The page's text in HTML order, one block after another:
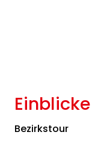
Einblicke
Bezirkstour